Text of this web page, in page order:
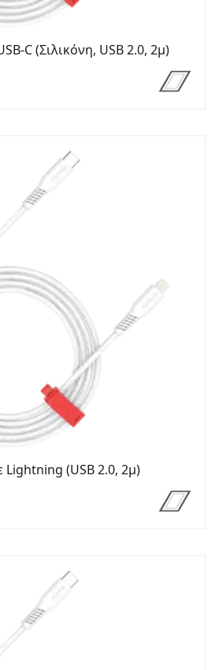
C (Σιλικόνη, USB 2.0, 2μ)
Lightning (USB 2.0, 2μ)